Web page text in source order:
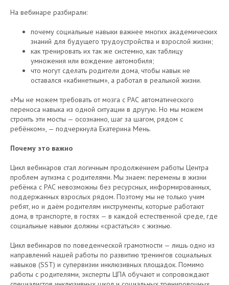
На вебинаре разбирали:
почему социальные навыки важнее многих академических
знаний для будущего трудоустройства и взрослой жизни;
как тренировать их так же системно, как таблицу
умножения или вождение автомобиля;
что могут сделать родители дома, чтобы навык не
оставался «кабинетным», а работал в реальной жизни.
«Мы не можем требовать от мозга с РАС автоматического
переноса навыка из одной ситуации в другую. Но мы можем
строить эти мосты — осознанно, шаг за шагом, рядом с
ребёнком», — подчеркнула Екатерина Мень.
Почему это важно
Цикл вебинаров стал логичным продолжением работы Центра
проблем аутизма с родителями. Мы знаем: перемены в жизни
ребёнка с РАС невозможны без ресурсных, информированных,
поддержанных взрослых рядом. Поэтому мы не только учим
ребят, но и даём родителям инструменты, которые работают
дома, в транспорте, в гостях — в каждой естественной среде, где
социальные навыки должны «срастаться» с жизнью.
Цикл вебинаров по поведенческой грамотности — лишь одно из
направлений нашей работы по развитию тренингов социальных
навыков (SST) и супервизии инклюзивных площадок. Помимо
работы с родителями, эксперты ЦПА обучают и сопровождают